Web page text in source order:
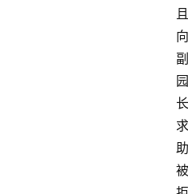
且
向
副
园
长
求
助
被